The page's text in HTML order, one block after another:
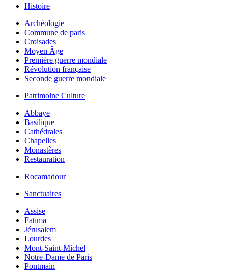
Histoire
Archéologie
Commune de paris
Croisades
Moyen Âge
Première guerre mondiale
Révolution française
Seconde guerre mondiale
Patrimoine Culture
Abbaye
Basilique
Cathédrales
Chapelles
Monastères
Restauration
Rocamadour
Sanctuaires
Assise
Fatima
Jérusalem
Lourdes
Mont-Saint-Michel
Notre-Dame de Paris
Pontmain